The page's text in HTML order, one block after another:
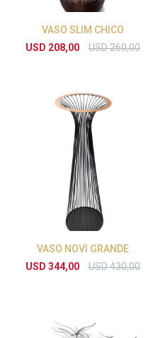
VASO SLIM CHICO
USD 208,00 USD260,00
VASO NOVI GRANDE
USD 344,00 USD430,00